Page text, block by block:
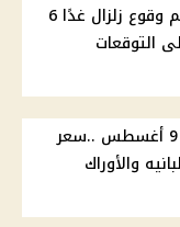
البحوث الفلكية تحسم مزاعم وقوع زلزال غدًا 6
التوقعات
أسعار الدواجن اليوم الأحد 9 أغسطس ..سعر
والأوراك